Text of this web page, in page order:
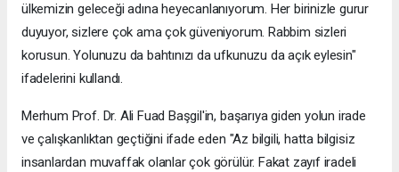
ülkemizin geleceği adına heyecanlanıyorum. Her birinizle gurur
duyuyor, sizlere çok ama çok güveniyorum. Rabbim sizleri
korusun. Yolunuzu da bahtınızı da ufkunuzu da açık eylesin"
ifadelerini kullandı.
Merhum Prof. Dr. Ali Fuad Başgil'in, başarıya giden yolun irade
ve çalışkanlıktan geçtiğini ifade eden "Az bilgili, hatta bilgisiz
insanlardan muvaffak olanlar çok görülür. Fakat zayıf iradeli